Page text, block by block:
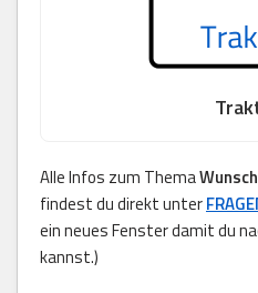
Alle Infos zum Thema
findest du direkt unter
ein neues Fenster damit du
kannst.)